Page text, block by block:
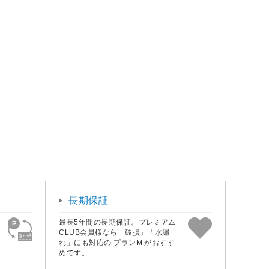
長期保証
最長5年間の長期保証。プレミアム
CLUB会員様なら「破損」「水漏
れ」にも対応の プランM がおすす
めです。